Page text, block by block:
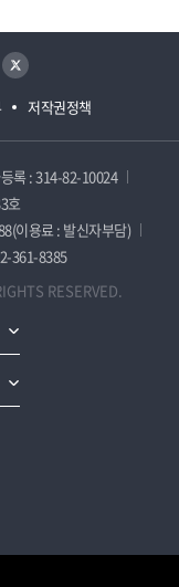
저작권정책
트위터
록 : 314-82-10024
호
이용료 : 발신자부담)
361-8385
RESERVED.